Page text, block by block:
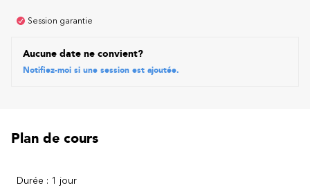
Session garantie
Aucune date ne convient?
Notifiez-moi si une session est ajoutée.
Plan de cours
Durée : 1 jour